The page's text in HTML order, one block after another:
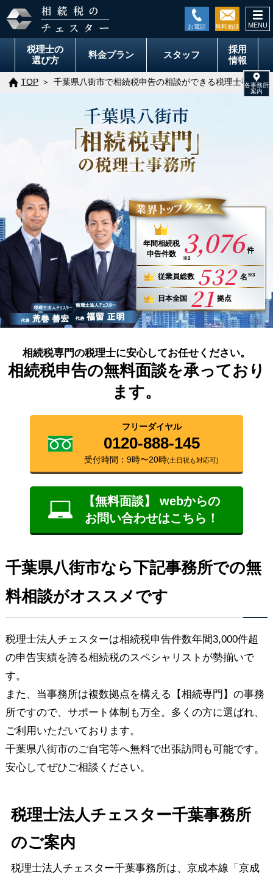
税理士の
選び方
料金プラン スタッフ
採用
情報
TOP 千葉県八街市で相続税申告の相談ができる税理士事務所
千葉県八街市
年間相続税
申告件数
3,076 件
※2
従業員総数 532 名 ※3
日本全国 21 拠点
相続税専門の税理士に安心してお任せください。
相続税申告の無料面談を承っており
ます。
フリーダイヤル
0120-888-145
受付時間：9時〜20時(土日祝も対応可)
【無料面談】 webからの
お問い合わせはこちら！
千葉県八街市なら下記事務所での無
料相談がオススメです
税理士法人チェスターは相続税申告件数年間3,000件超
の申告実績を誇る相続税のスペシャリストが勢揃いで
す。
また、当事務所は複数拠点を構える【相続専門】の事務
所ですので、サポート体制も万全。多くの方に選ばれ、
ご利用いただいております。
千葉県八街市のご自宅等へ無料で出張訪問も可能です。
安心してぜひご相談ください。
税理士法人チェスター千葉事務所
のご案内
税理士法人チェスター千葉事務所は、京成本線「京成